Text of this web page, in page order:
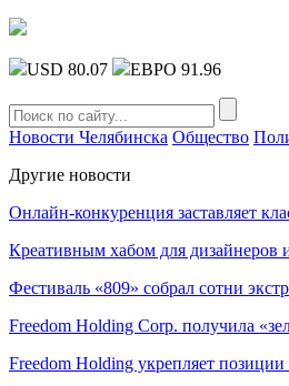
USD 80.07 ЕВРО 91.96
Новости Челябинска Общество
Другие новости
Онлайн-конкуренция заставляет
Креативным хабом для дизайнеров
Фестиваль «809» собрал сотни
Freedom Holding Corp. получила
Freedom Holding укрепляет